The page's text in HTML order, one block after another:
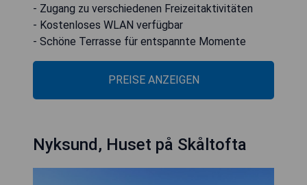
- Zugang zu verschiedenen Freizeitaktivitäten
- Kostenloses WLAN verfügbar
- Schöne Terrasse für entspannte Momente
PREISE ANZEIGEN
Nyksund, Huset på Skåltofta